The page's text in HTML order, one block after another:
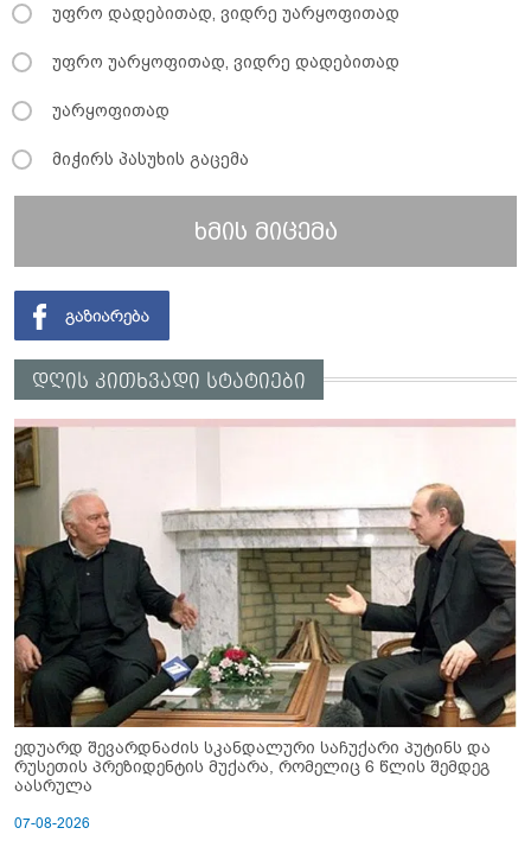
უფრო დადებითად, ვიდრე უარყოფითად
უფრო უარყოფითად, ვიდრე დადებითად
უარყოფითად
მიჭირს პასუხის გაცემა
ხმის მიცემა
დღის კითხვადი სტატიები
ედუარდ შევარდნაძის სკანდალური საჩუქარი პუტინს და
რუსეთის პრეზიდენტის მუქარა, რომელიც 6 წლის შემდეგ
აასრულა
07-08-2026